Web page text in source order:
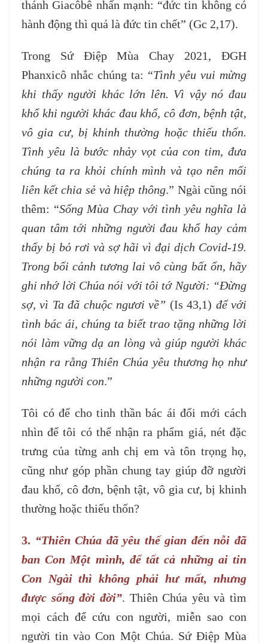
thánh Giacôbê nhấn mạnh: “đức tin không có
hành động thì quả là đức tin chết” (Gc 2,17).
Trong Sứ Điệp Mùa Chay 2021, ĐGH
Phanxicô nhắc chúng ta: “Tình yêu vui mừng
khi thấy người khác lớn lên. Vì vậy nó đau
khổ khi người khác đau khổ, cô đơn, bệnh tật,
vô gia cư, bị khinh thường hoặc thiếu thốn.
Tình yêu là bước nhảy vọt của con tim, đưa
chúng ta ra khỏi chính mình và tạo nên mối
liên kết chia sẻ và hiệp thông.” Ngài cũng nói
thêm: “Sống Mùa Chay với tình yêu nghĩa là
quan tâm tới những người đau khổ hay cảm
thấy bị bỏ rơi và sợ hãi vì đại dịch Covid-19.
Trong bối cảnh tương lai vô cùng bất ổn, hãy
ghi nhớ lời Chúa nói với tôi tớ Người: “Đừng
sợ, vì Ta đã chuộc ngươi về” (Is 43,1) để với
tình bác ái, chúng ta biết trao tặng những lời
nói làm vững dạ an lòng và giúp người khác
nhận ra rằng Thiên Chúa yêu thương họ như
những người con.”
Tôi có để cho tinh thần bác ái đổi mới cách
nhìn để tôi có thể nhận ra phẩm giá, nét đặc
trưng của từng anh chị em và tôn trọng họ,
cũng như góp phần chung tay giúp đỡ người
đau khổ, cô đơn, bệnh tật, vô gia cư, bị khinh
thường hoặc thiếu thốn?
3. “Thiên Chúa đã yêu thế gian đến nỗi đã
ban Con Một mình, để tất cả những ai tin
Con Ngài thì không phải hư mất, nhưng
được sống đời đời”. Thiên Chúa yêu và tìm
mọi cách để cứu con người, miễn sao con
người tin vào Con Một Chúa. Sứ Điệp Mùa